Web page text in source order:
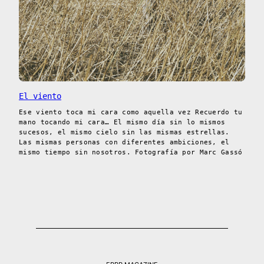
El viento
Ese viento toca mi cara como aquella vez Recuerdo tu
mano tocando mi cara… El mismo día sin lo mismos
sucesos, el mismo cielo sin las mismas estrellas.
Las mismas personas con diferentes ambiciones, el
mismo tiempo sin nosotros. Fotografía por Marc Gassó